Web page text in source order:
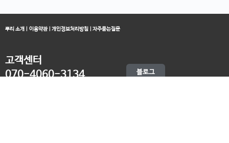
뿌리 소개 이용약관 개인정보처리방침 자주묻는질문
고객센터
070-4060-3134
블로그